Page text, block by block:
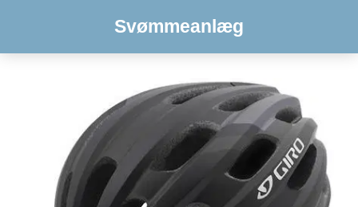
Svømmeanlæg